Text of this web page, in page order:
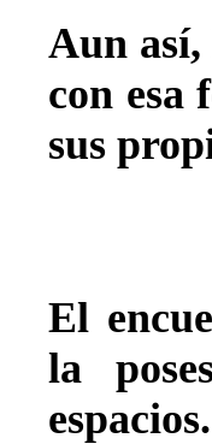
Aun así,
con esa
sus
El
la